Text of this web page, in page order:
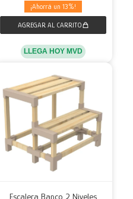
13
LLEGA HOY MVD
Escalera Banco 2 Niveles